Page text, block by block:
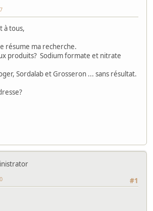
à tous,
résume ma recherche.
produits? Sodium formate et nitrate
Sordalab et Grosseron ... sans résultat.
#1